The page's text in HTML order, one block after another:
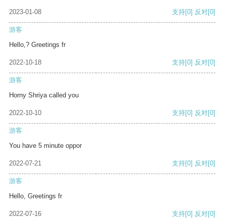
2023-01-08 支持[0] 反对[0]
游客
Hello,? Greetings fr
2022-10-18 支持[0] 反对[0]
游客
Horny Shriya called you
2022-10-10 支持[0] 反对[0]
游客
You have 5 minute oppor
2022-07-21 支持[0] 反对[0]
游客
Hello, Greetings fr
2022-07-16 支持[0] 反对[0]